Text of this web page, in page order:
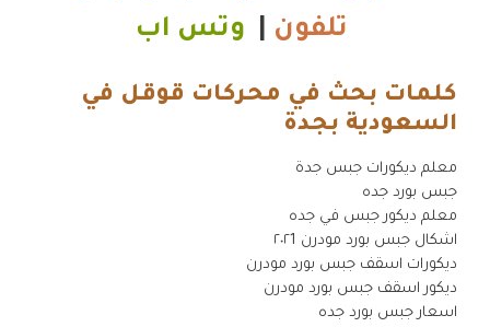
تلفون وتس اب
كلمات بحث في محركات قوقل في
السعودية بجدة
معلم ديكورات جبس جدة
جبس بورد جده
معلم ديكور جبس في جده
اشكال جبس بورد مودرن ٢٠٢1
ديكورات اسقف جبس بورد مودرن
ديكور اسقف جبس بورد مودرن
اسعار جبس بورد جده